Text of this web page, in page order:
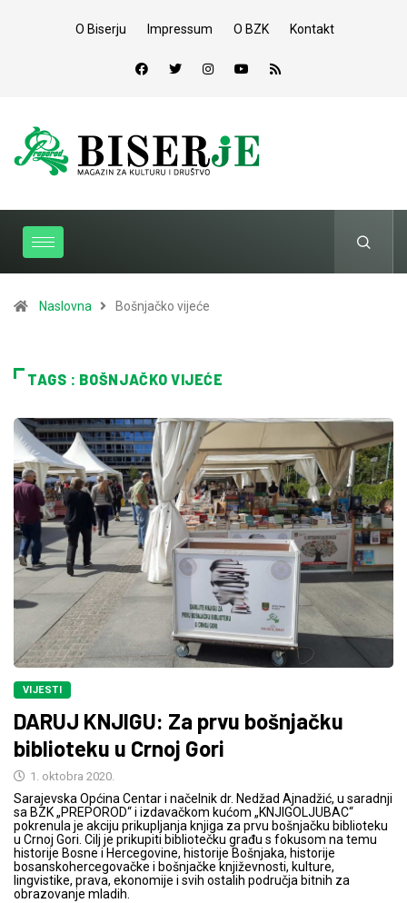
O Biserju Impressum O BZK Kontakt
Naslovna Bošnjačko vijeće
TAGS : BOŠNJAČKO VIJEĆE
VIJESTI
DARUJ KNJIGU: Za prvu bošnjačku
biblioteku u Crnoj Gori
1. oktobra 2020.
Sarajevska Općina Centar i načelnik dr. Nedžad Ajnadžić, u saradnji
sa BZK „PREPOROD“ i izdavačkom kućom „KNJIGOLJUBAC“
pokrenula je akciju prikupljanja knjiga za prvu bošnjačku biblioteku
u Crnoj Gori. Cilj je prikupiti bibliotečku građu s fokusom na temu
historije Bosne i Hercegovine, historije Bošnjaka, historije
bosanskohercegovačke i bošnjačke književnosti, kulture,
lingvistike, prava, ekonomije i svih ostalih područja bitnih za
obrazovanje mladih.